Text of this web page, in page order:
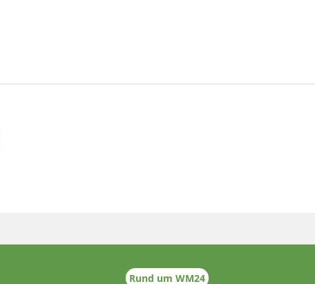
Rund um WM24